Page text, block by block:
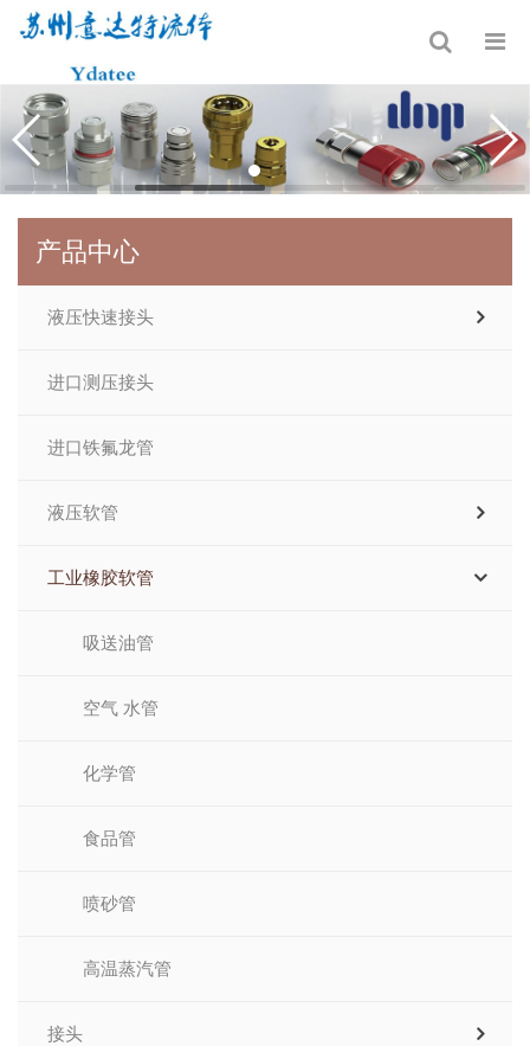
产品中心
液压快速接头
进口测压接头
进口铁氟龙管
液压软管
工业橡胶软管
吸送油管
空气 水管
化学管
食品管
喷砂管
高温蒸汽管
接头